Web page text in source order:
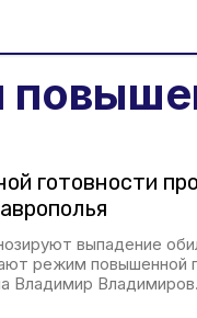
готовности
выпадение
режим повышенной
Владимир Владимиров.